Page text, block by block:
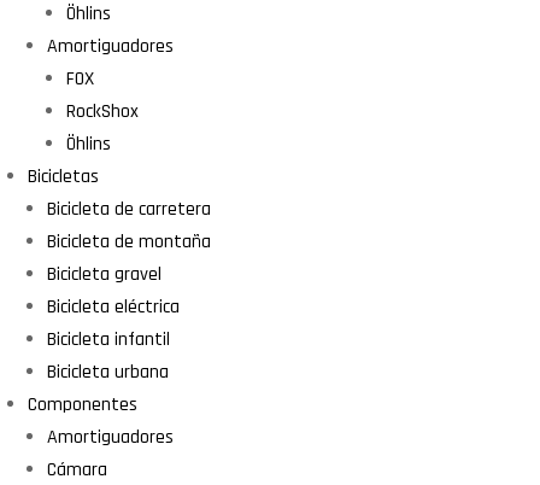
Öhlins
Amortiguadores
FOX
RockShox
Öhlins
Bicicletas
Bicicleta de carretera
Bicicleta de montaña
Bicicleta gravel
Bicicleta eléctrica
Bicicleta infantil
Bicicleta urbana
Componentes
Amortiguadores
Cámara